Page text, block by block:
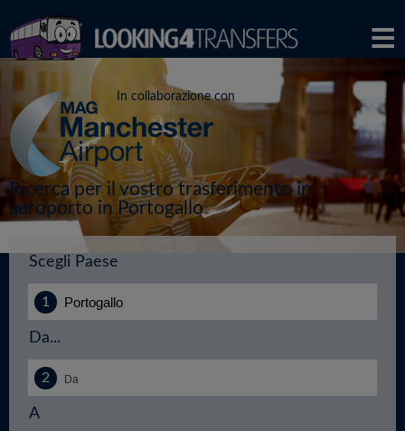
In collaborazione con
Ricerca per il vostro trasferimento in
aeroporto in Portogallo
Scegli Paese
Da...
A